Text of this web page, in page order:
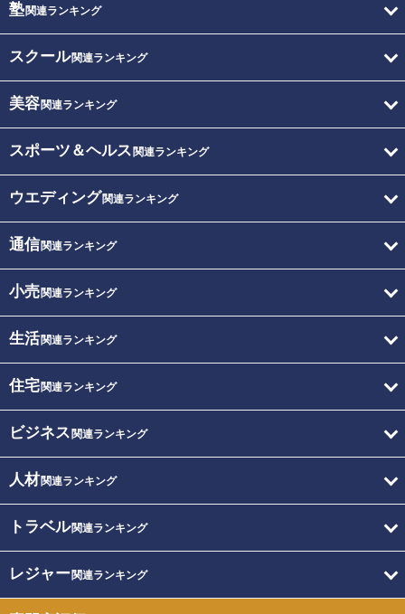
塾関連ランキング
スクール関連ランキング
美容関連ランキング
スポーツ＆ヘルス 関連ランキング
ウエディング関連ランキング
通信関連ランキング
小売関連ランキング
生活関連ランキング
住宅関連ランキング
ビジネス 関連ランキング
人材関連ランキング
トラベル関連ランキング
レジャー関連ランキング